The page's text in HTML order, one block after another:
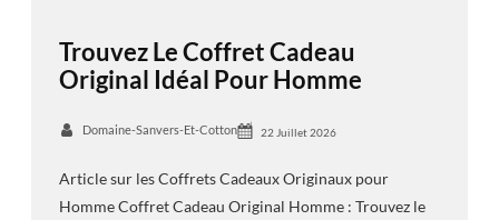
Trouvez Le Coffret Cadeau
Original Idéal Pour Homme
Domaine-Sanvers-Et-Cotton 22 Juillet 2026
Article sur les Coffrets Cadeaux Originaux pour
Homme Coffret Cadeau Original Homme : Trouvez le